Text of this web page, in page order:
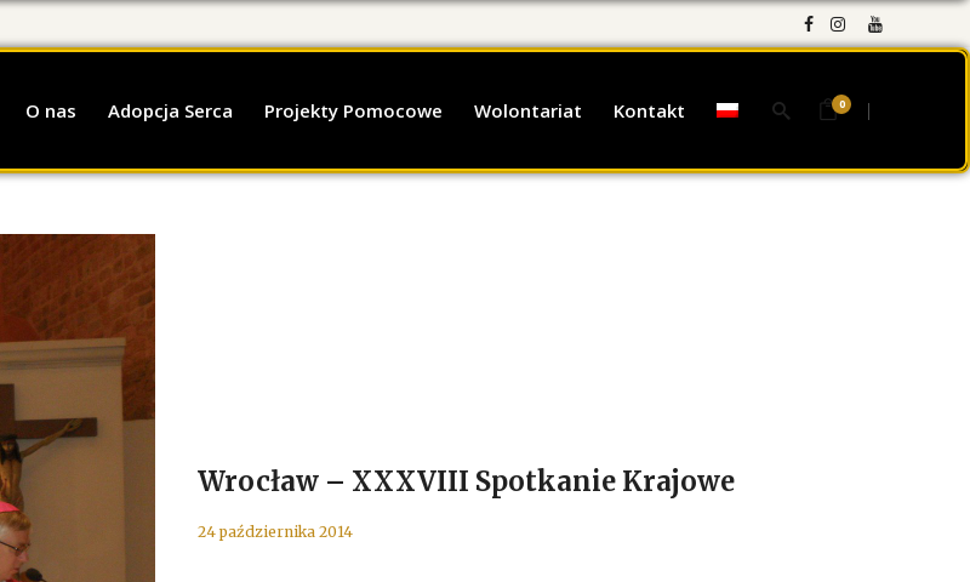
O nas Adopcja Serca Projekty Pomocowe Wolontariat Kontakt 0
Wrocław – XXXVIII Spotkanie Krajowe
24 października 2014